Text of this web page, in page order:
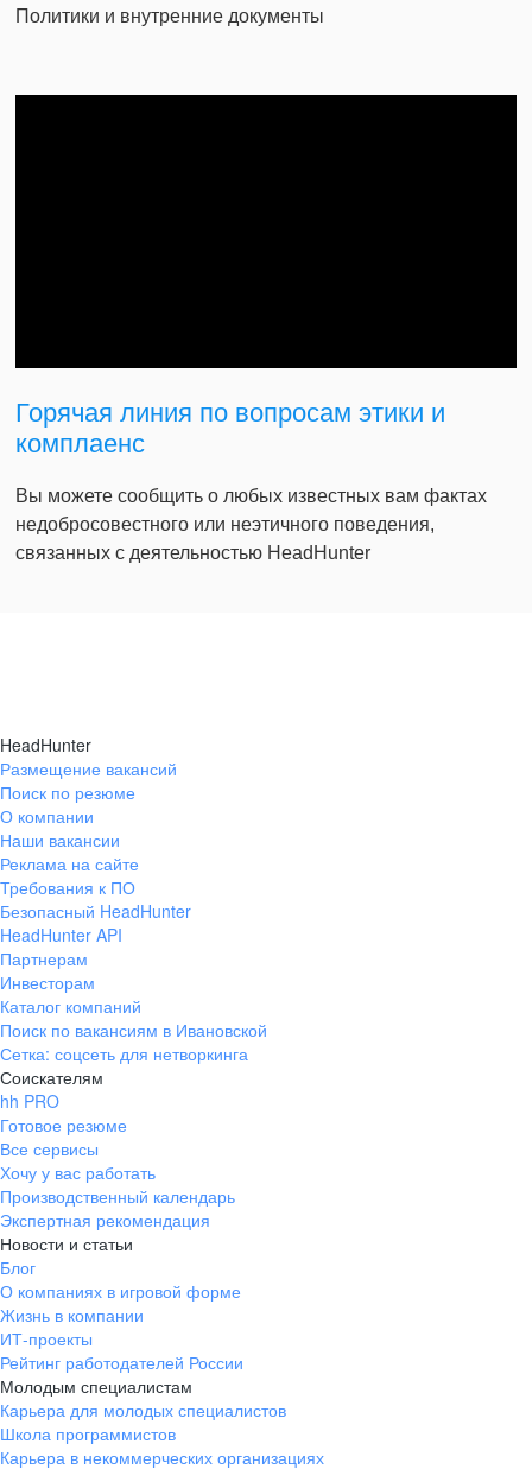
Политики и внутренние документы
Горячая линия по вопросам этики и
комплаенс
Вы можете сообщить о любых известных вам фактах
недобросовестного или неэтичного поведения,
связанных с деятельностью HeadHunter
HeadHunter
Размещение вакансий
Поиск по резюме
О компании
Наши вакансии
Реклама на сайте
Требования к ПО
Безопасный HeadHunter
HeadHunter API
Партнерам
Инвесторам
Каталог компаний
Поиск по вакансиям в Ивановской
Сетка: соцсеть для нетворкинга
Соискателям
hh PRO
Готовое резюме
Все сервисы
Хочу у вас работать
Производственный календарь
Экспертная рекомендация
Новости и статьи
Блог
О компаниях в игровой форме
Жизнь в компании
ИТ-проекты
Рейтинг работодателей России
Молодым специалистам
Карьера для молодых специалистов
Школа программистов
Карьера в некоммерческих организациях